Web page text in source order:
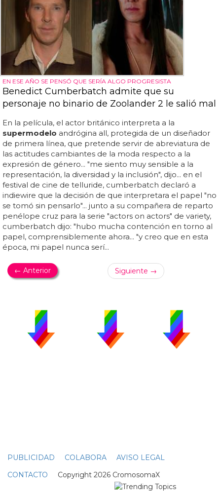
EN ESE AÑO SE PENSÓ QUE SERÍA ALGO PROGRESISTA
Benedict Cumberbatch admite que su
personaje no binario de Zoolander 2 le salió mal
En la película, el actor británico interpreta a la
supermodelo andrógina all, protegida de un diseñador
de primera línea, que pretende servir de abreviatura de
las actitudes cambiantes de la moda respecto a la
expresión de género... "me siento muy sensible a la
representación, la diversidad y la inclusión", dijo... en el
festival de cine de telluride, cumberbatch declaró a
indiewire que la decisión de que interpretara el papel "no
se tomó sin pensarlo"... junto a su compañera de reparto
penélope cruz para la serie "actors on actors" de variety,
cumberbatch dijo: "hubo mucha contención en torno al
papel, comprensiblemente ahora... "y creo que en esta
época, mi papel nunca serí...
← Anterior Siguiente →
PUBLICIDAD COLABORA
AVISO LEGAL
CONTACTO Copyright 2026 CromosomaX